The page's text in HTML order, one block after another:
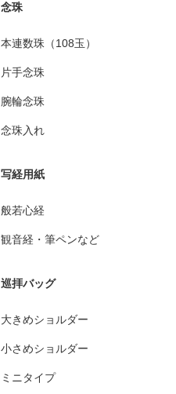
念珠
本連数珠（108玉）
片手念珠
腕輪念珠
念珠入れ
写経用紙
般若心経
観音経・筆ペンなど
巡拝バッグ
大きめショルダー
小さめショルダー
ミニタイプ